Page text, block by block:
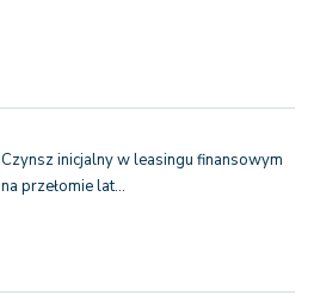
Czynsz inicjalny w leasingu finansowym
na przełomie lat…